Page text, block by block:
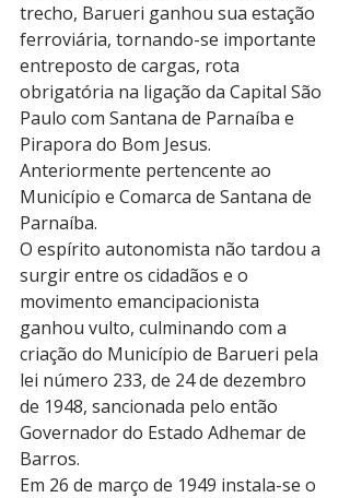
trecho, Barueri ganhou sua estação
ferroviária, tornando-se importante
entreposto de cargas, rota
obrigatória na ligação da Capital São
Paulo com Santana de Parnaíba e
Pirapora do Bom Jesus.
Anteriormente pertencente ao
Município e Comarca de Santana de
Parnaíba.
O espírito autonomista não tardou a
surgir entre os cidadãos e o
movimento emancipacionista
ganhou vulto, culminando com a
criação do Município de Barueri pela
lei número 233, de 24 de dezembro
de 1948, sancionada pelo então
Governador do Estado Adhemar de
Barros.
Em 26 de março de 1949 instala-se o